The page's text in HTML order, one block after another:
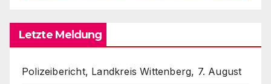
Letzte Meldung
Polizeibericht, Landkreis Wittenberg, 7. August